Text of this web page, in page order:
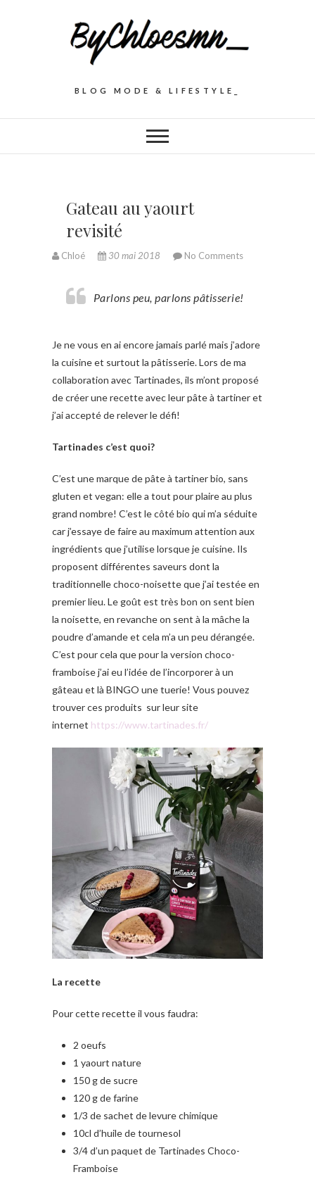
BLOG MODE & LIFESTYLE_
Gateau au yaourt
revisité
Chloé 30 mai 2018 No Comments
Parlons peu, parlons pâtisserie!
Je ne vous en ai encore jamais parlé mais j’adore
la cuisine et surtout la pâtisserie. Lors de ma
collaboration avec Tartinades, ils m’ont proposé
de créer une recette avec leur pâte à tartiner et
j’ai accepté de relever le défi!
Tartinades c’est quoi?
C’est une marque de pâte à tartiner bio, sans
gluten et vegan: elle a tout pour plaire au plus
grand nombre! C’est le côté bio qui m’a séduite
car j’essaye de faire au maximum attention aux
ingrédients que j’utilise lorsque je cuisine. Ils
proposent différentes saveurs dont la
traditionnelle choco-noisette que j’ai testée en
premier lieu. Le goût est très bon on sent bien
la noisette, en revanche on sent à la mâche la
poudre d’amande et cela m’a un peu dérangée.
C’est pour cela que pour la version choco-
framboise j’ai eu l’idée de l’incorporer à un
gâteau et là BINGO une tuerie! Vous pouvez
trouver ces produits sur leur site
internet https://www.tartinades.fr/
La recette
Pour cette recette il vous faudra:
2 oeufs
1 yaourt nature
150 g de sucre
120 g de farine
1/3 de sachet de levure chimique
10cl d’huile de tournesol
3/4 d’un paquet de Tartinades Choco-
Framboise